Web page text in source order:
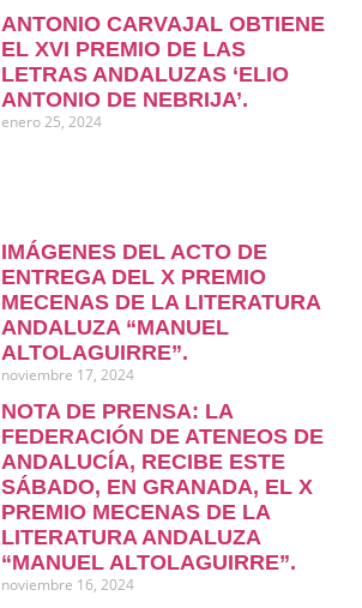
ANTONIO CARVAJAL OBTIENE
EL XVI PREMIO DE LAS
LETRAS ANDALUZAS ‘ELIO
ANTONIO DE NEBRIJA’.
enero 25, 2024
IMÁGENES DEL ACTO DE
ENTREGA DEL X PREMIO
MECENAS DE LA LITERATURA
ANDALUZA “MANUEL
ALTOLAGUIRRE”.
noviembre 17, 2024
NOTA DE PRENSA: LA
FEDERACIÓN DE ATENEOS DE
ANDALUCÍA, RECIBE ESTE
SÁBADO, EN GRANADA, EL X
PREMIO MECENAS DE LA
LITERATURA ANDALUZA
“MANUEL ALTOLAGUIRRE”.
noviembre 16, 2024